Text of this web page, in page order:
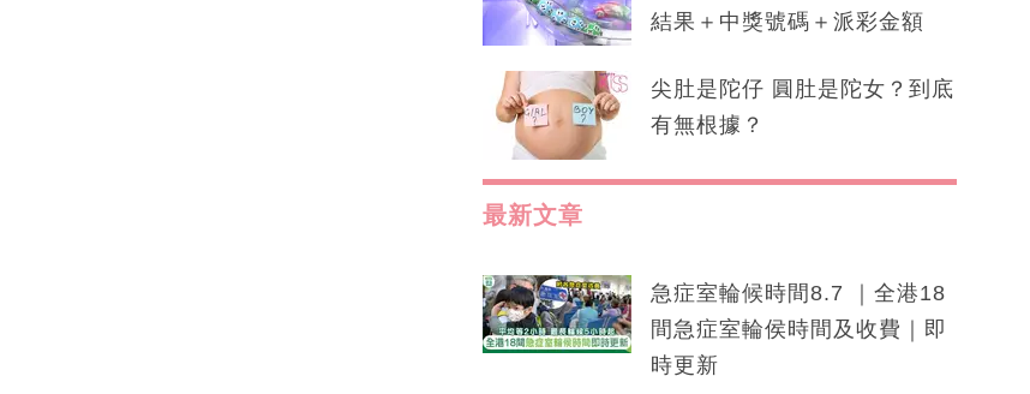
結果＋中獎號碼＋派彩金額
尖肚是陀仔 圓肚是陀女？到底
有無根據？
最新文章
急症室輪候時間8.7 ｜全港18
間急症室輪侯時間及收費｜即
時更新